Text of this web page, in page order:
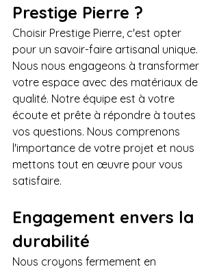
Prestige Pierre ?
Choisir Prestige Pierre, c'est opter
pour un savoir-faire artisanal unique.
Nous nous engageons à transformer
votre espace avec des matériaux de
qualité. Notre équipe est à votre
écoute et prête à répondre à toutes
vos questions. Nous comprenons
l'importance de votre projet et nous
mettons tout en œuvre pour vous
satisfaire.
Engagement envers la
durabilité
Nous croyons fermement en